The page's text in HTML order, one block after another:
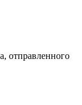
отправленного